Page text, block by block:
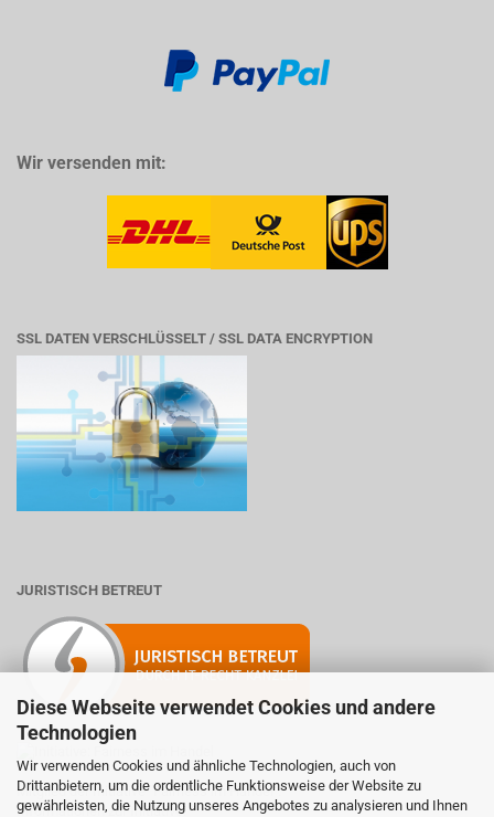
Diese Webseite verwendet Cookies und andere
Technologien
Wir verwenden Cookies und ähnliche Technologien, auch von
Drittanbietern, um die ordentliche Funktionsweise der Website zu
gewährleisten, die Nutzung unseres Angebotes zu analysieren und Ihnen
Wir versenden mit:
SSL DATEN VERSCHLÜSSELT / SSL DATA ENCRYPTION
JURISTISCH BETREUT
Mitglied der Initiative "Fairness im Handel".
Informationen zur Initiative: